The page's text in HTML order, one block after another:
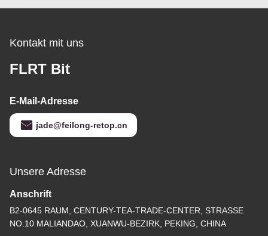
Kontakt mit uns
FLRT Bit
E-Mail-Adresse
jade@feilong-retop.cn
Unsere Adresse
Anschrift
B2-0645 RAUM, CENTURY-TEA-TRADE-CENTER, STRASSE
NO.10 MALIANDAO, XUANWU-BEZIRK, PEKING, CHINA